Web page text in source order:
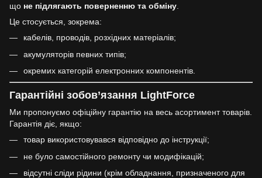
що не підлягають поверненню та обміну.
Це стосується, зокрема:
кабелів, проводів, розхідних матеріалів;
акумуляторів певних типів;
окремих категорій електронних компонентів.
Гарантійні зобов’язання LightForce
Ми пропонуємо офіційну гарантію на весь асортимент товарів.
Гарантія діє, якщо:
товар використовувався відповідно до інструкції;
не було самостійного ремонту чи модифікацій;
відсутні сліди рідини (крім обладнання, призначеного для